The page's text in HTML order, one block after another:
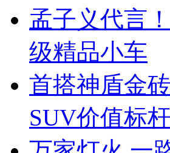
孟子义代言
级精品小车
首搭神盾金
SUV价值标杆